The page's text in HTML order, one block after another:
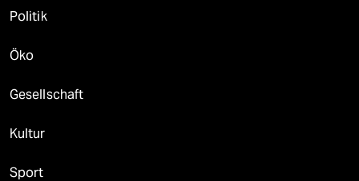
Politik
Öko
Gesellschaft
Kultur
Sport